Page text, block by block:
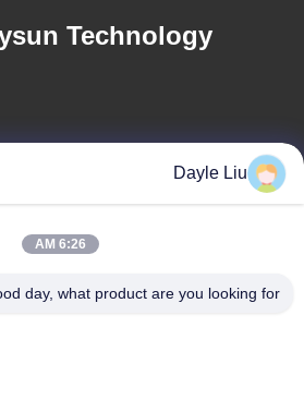
Technology
dayle@keysuntech.com
عنوان
Dayle Liu
6:26 AM
day, what product are you looking for?